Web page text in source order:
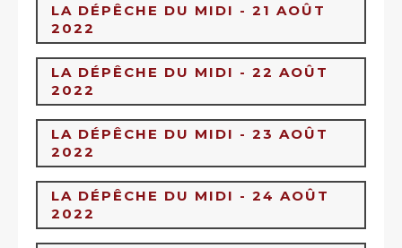
LA DÉPÊCHE DU MIDI - 21 AOÛT
2022
LA DÉPÊCHE DU MIDI - 22 AOÛT
2022
LA DÉPÊCHE DU MIDI - 23 AOÛT
2022
LA DÉPÊCHE DU MIDI - 24 AOÛT
2022